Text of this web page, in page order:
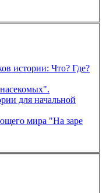
истории: Что? Где?
для начальной
мира "На заре